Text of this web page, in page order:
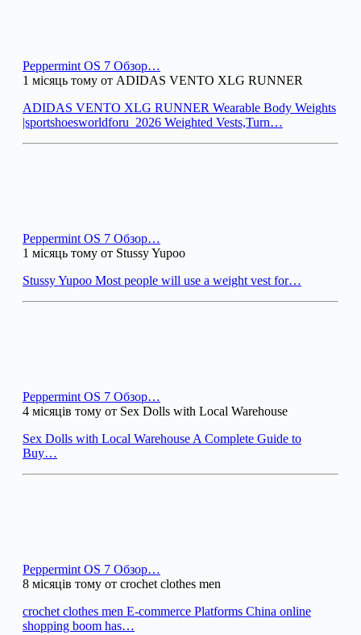
Peppermint OS 7 Обзор…
1 місяць тому от ADIDAS VENTO XLG RUNNER
ADIDAS VENTO XLG RUNNER Wearable Body Weights
|sportshoesworldforu_2026 Weighted Vests,Turn…
Peppermint OS 7 Обзор…
1 місяць тому от Stussy Yupoo
Stussy Yupoo Most people will use a weight vest for…
Peppermint OS 7 Обзор…
4 місяців тому от Sex Dolls with Local Warehouse
Sex Dolls with Local Warehouse A Complete Guide to
Buy…
Peppermint OS 7 Обзор…
8 місяців тому от crochet clothes men
crochet clothes men E-commerce Platforms China online
shopping boom has…